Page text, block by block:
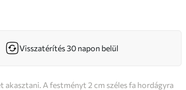
Visszatérítés 30 napon belül
A festményt 2 cm széles fa hordágyra